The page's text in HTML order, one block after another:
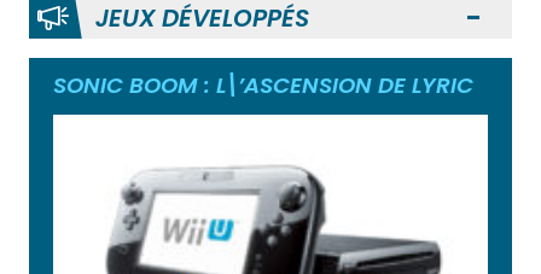
JEUX DÉVELOPPÉS
SONIC BOOM : L\’ASCENSION DE LYRIC